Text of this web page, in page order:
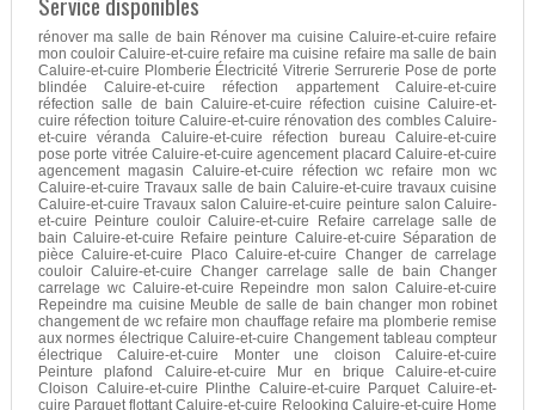
rénover ma salle de bain Rénover ma cuisine Caluire-et-cuire refaire
mon couloir Caluire-et-cuire refaire ma cuisine refaire ma salle de bain
Caluire-et-cuire Plomberie Électricité Vitrerie Serrurerie Pose de porte
blindée Caluire-et-cuire réfection appartement Caluire-et-cuire
réfection salle de bain Caluire-et-cuire réfection cuisine Caluire-et-
cuire réfection toiture Caluire-et-cuire rénovation des combles Caluire-
et-cuire véranda Caluire-et-cuire réfection bureau Caluire-et-cuire
pose porte vitrée Caluire-et-cuire agencement placard Caluire-et-cuire
agencement magasin Caluire-et-cuire réfection wc refaire mon wc
Caluire-et-cuire Travaux salle de bain Caluire-et-cuire travaux cuisine
Caluire-et-cuire Travaux salon Caluire-et-cuire peinture salon Caluire-
et-cuire Peinture couloir Caluire-et-cuire Refaire carrelage salle de
bain Caluire-et-cuire Refaire peinture Caluire-et-cuire Séparation de
pièce Caluire-et-cuire Placo Caluire-et-cuire Changer de carrelage
couloir Caluire-et-cuire Changer carrelage salle de bain Changer
carrelage wc Caluire-et-cuire Repeindre mon salon Caluire-et-cuire
Repeindre ma cuisine Meuble de salle de bain changer mon robinet
changement de wc refaire mon chauffage refaire ma plomberie remise
aux normes électrique Caluire-et-cuire Changement tableau compteur
électrique Caluire-et-cuire Monter une cloison Caluire-et-cuire
Peinture plafond Caluire-et-cuire Mur en brique Caluire-et-cuire
Cloison Caluire-et-cuire Plinthe Caluire-et-cuire Parquet Caluire-et-
cuire Parquet flottant Caluire-et-cuire Relooking Caluire-et-cuire Home